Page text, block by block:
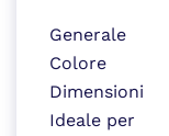
Generale
Colore
Dimensioni
Ideale per